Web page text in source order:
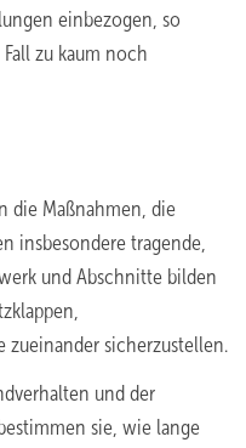
einbezogen, so
zu kaum noch
die Maßnahmen, die
insbesondere tragende,
und Abschnitte bilden
zueinander sicherzustellen.
und der
sie, wie lange